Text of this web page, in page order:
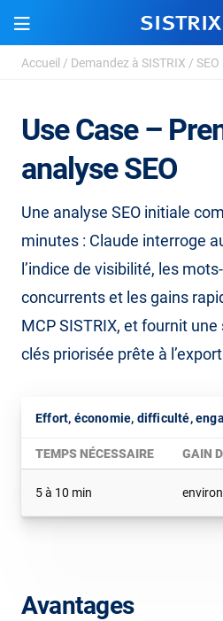
Accueil / Demandez à SISTRIX / SEO
Use Case –
analyse SEO
Une analyse SEO initiale
minutes : Claude interroge
l’indice de visibilité, les
concurrents et les gains
MCP SISTRIX, et fournit
clés priorisée prête à
TEMPS NÉCESSAIRE GAIN
5 à 10 min
Avantages